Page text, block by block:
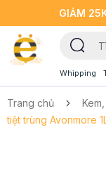
GIẢM
Whipping
Trang chủ
tiệt trùng Avonmore